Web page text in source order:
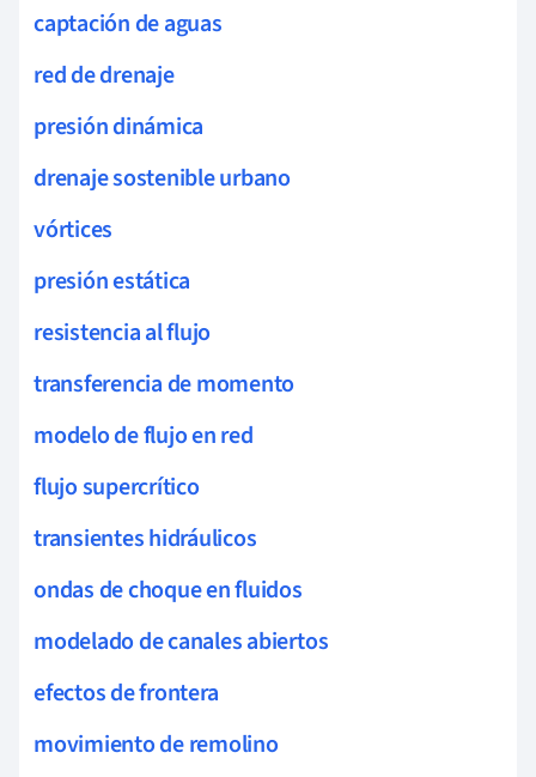
captación de aguas
red de drenaje
presión dinámica
drenaje sostenible urbano
vórtices
presión estática
resistencia al flujo
transferencia de momento
modelo de flujo en red
flujo supercrítico
transientes hidráulicos
ondas de choque en fluidos
modelado de canales abiertos
efectos de frontera
movimiento de remolino